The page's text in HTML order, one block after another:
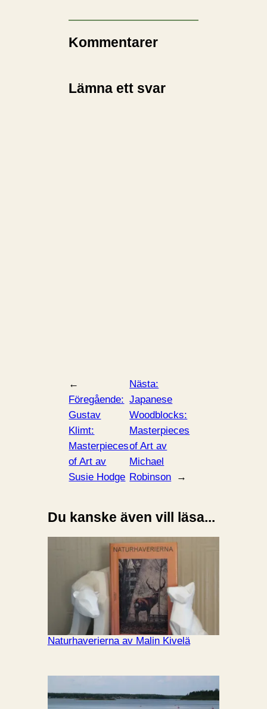
Kommentarer
Lämna ett svar
←
Föregående:
Gustav
Klimt:
Masterpieces
of Art av
Susie Hodge
Nästa:
Japanese
Woodblocks:
Masterpieces
of Art av
Michael
Robinson
→
Du kanske även vill läsa...
Naturhaverierna av Malin Kivelä